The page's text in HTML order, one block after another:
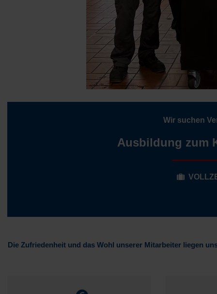
Wir suchen
Ausbildung zum
Die Zufriedenheit und das Wohl unserer Mitarbeiter liegen